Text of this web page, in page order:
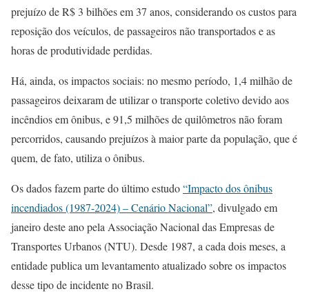
prejuízo de R$ 3 bilhões em 37 anos, considerando os custos para
reposição dos veículos, de passageiros não transportados e as
horas de produtividade perdidas.
Há, ainda, os impactos sociais: no mesmo período, 1,4 milhão de
passageiros deixaram de utilizar o transporte coletivo devido aos
incêndios em ônibus, e 91,5 milhões de quilômetros não foram
percorridos, causando prejuízos à maior parte da população, que é
quem, de fato, utiliza o ônibus.
Os dados fazem parte do último estudo“Impacto dos ônibus
incendiados (1987-2024) – Cenário Nacional”, divulgado em
janeiro deste ano pela Associação Nacional das Empresas de
Transportes Urbanos (NTU). Desde 1987, a cada dois meses, a
entidade publica um levantamento atualizado sobre os impactos
desse tipo de incidente no Brasil.